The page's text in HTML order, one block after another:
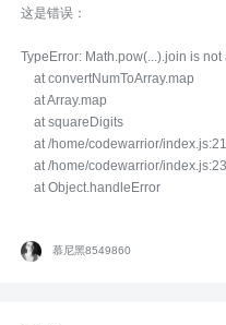
这是错误：
TypeError: Math.pow(...).join is not
at convertNumToArray.map
at Array.map
at squareDigits
at /home/codewarrior/
at /home/codewarrior/
at Object.handleError
慕尼黑8549860